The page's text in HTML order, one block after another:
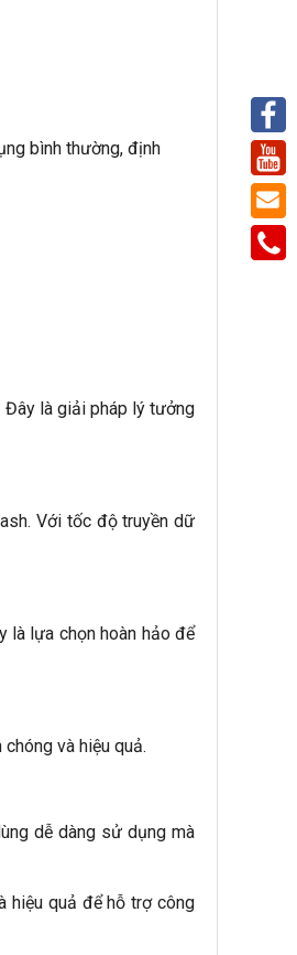
bình thường, định
Đây là giải pháp lý tưởng
Với tốc độ truyền dữ
là lựa chọn hoàn hảo để
và hiệu quả.
dễ dàng sử dụng mà
hiệu quả để hỗ trợ công